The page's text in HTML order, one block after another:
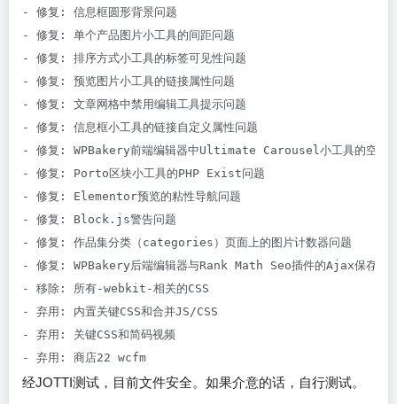
- 修复: 信息框圆形背景问题
- 修复: 单个产品图片小工具的间距问题
- 修复: 排序方式小工具的标签可见性问题
- 修复: 预览图片小工具的链接属性问题
- 修复: 文章网格中禁用编辑工具提示问题
- 修复: 信息框小工具的链接自定义属性问题
- 修复: WPBakery前端编辑器中Ultimate Carousel小工具的空白
- 修复: Porto区块小工具的PHP Exist问题
- 修复: Elementor预览的粘性导航问题
- 修复: Block.js警告问题
- 修复: 作品集分类（categories）页面上的图片计数器问题
- 修复: WPBakery后端编辑器与Rank Math Seo插件的Ajax保存问
- 移除: 所有-webkit-相关的CSS
- 弃用: 内置关键CSS和合并JS/CSS
- 弃用: 关键CSS和简码视频
- 弃用: 商店22 wcfm
经JOTTI测试，目前文件安全。如果介意的话，自行测试。